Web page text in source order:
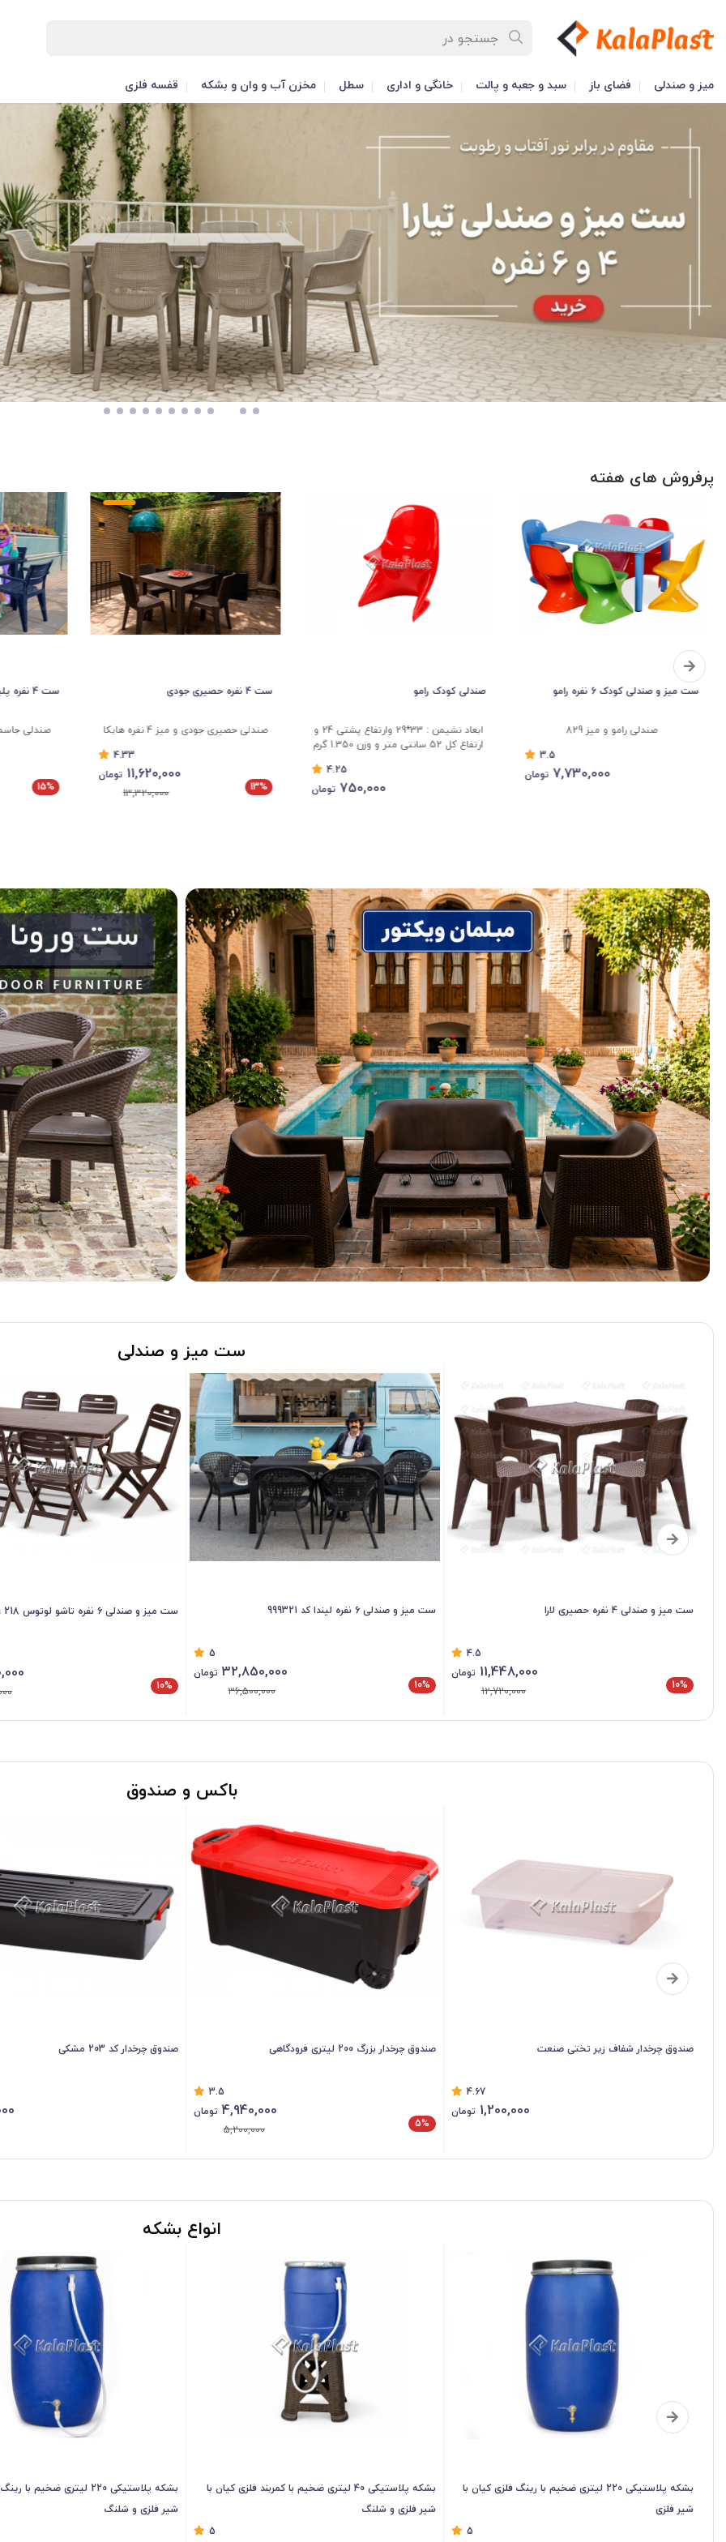
میز و صندلی فضای باز سبد و جعبه و پالت خانگی و اداری سطل مخزن آب و وان و بشکه قفسه فلزی
پرفروش های هفته
صندلی کودک رامو
4.25
750,000
ست 4 نفره حصیری جودی
صندلی حصیری جودی و میز 4 نفره هایکا
11,620,000 تومان
13,320,000
ست 4 نفره پلیمری جاسمین
صندلی جاسمین و میز 4 نفره جاسمین
3.67
15%
13,602,000 تومان
16,000,000
ست میز و صندلی
میز 4 نفره تیکا و صندلی 465
10%
ست میز و صندلی
ست میز و صندلی 6 نفره لیندا کد 999321
5
10%
32,850,000 تومان
36,500,000
ست میز و صندلی 6 نفره تاشو لوتوس 218 109
5
10%
15,930,000 تومان
17,700,000
ست 6 نفره پلیمری تیارا
15%
باکس و صندوق
صندوق چرخدار شفاف زیر تختی صنعت
4.67
1,200,000 تومان
صندوق چرخدار بزرگ 200 لیتری فرودگاهی
3.5
5%
4,940,000 تومان
5,200,000
صندوق چرخدار کد 203 مشکی
انواع بشکه
بشکه پلاستیکی 220 لیتری ضخیم با رینگ فلزی کیان با
شیر فلزی
5
بشکه پلاستیکی 40 لیتری ضخیم با کمربند فلزی کیان با
شیر فلزی و شلنگ
5
بشکه پلاستیکی 220 لیتری ضخیم
شیر فلزی و شلنگ